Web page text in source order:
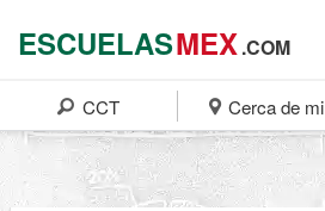
ESCUELASMEX.COM
CCT Cerca de mi